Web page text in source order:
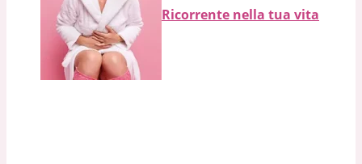
Ricorrente nella tua vita